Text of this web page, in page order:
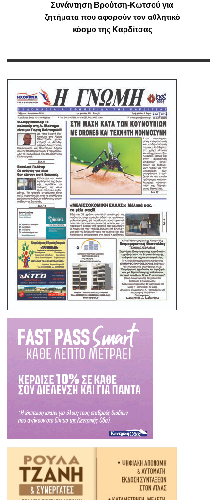
Συνάντηση Βρούτση-Κωτσού για
ζητήματα που αφορούν τον αθλητικό
κόσμο της Καρδίτσας